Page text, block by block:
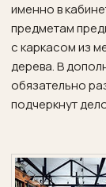
именно в
предметам
с каркасом из
дерева. В
обязательно
подчеркнут